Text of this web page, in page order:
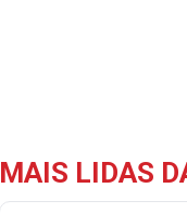
MAIS LIDAS